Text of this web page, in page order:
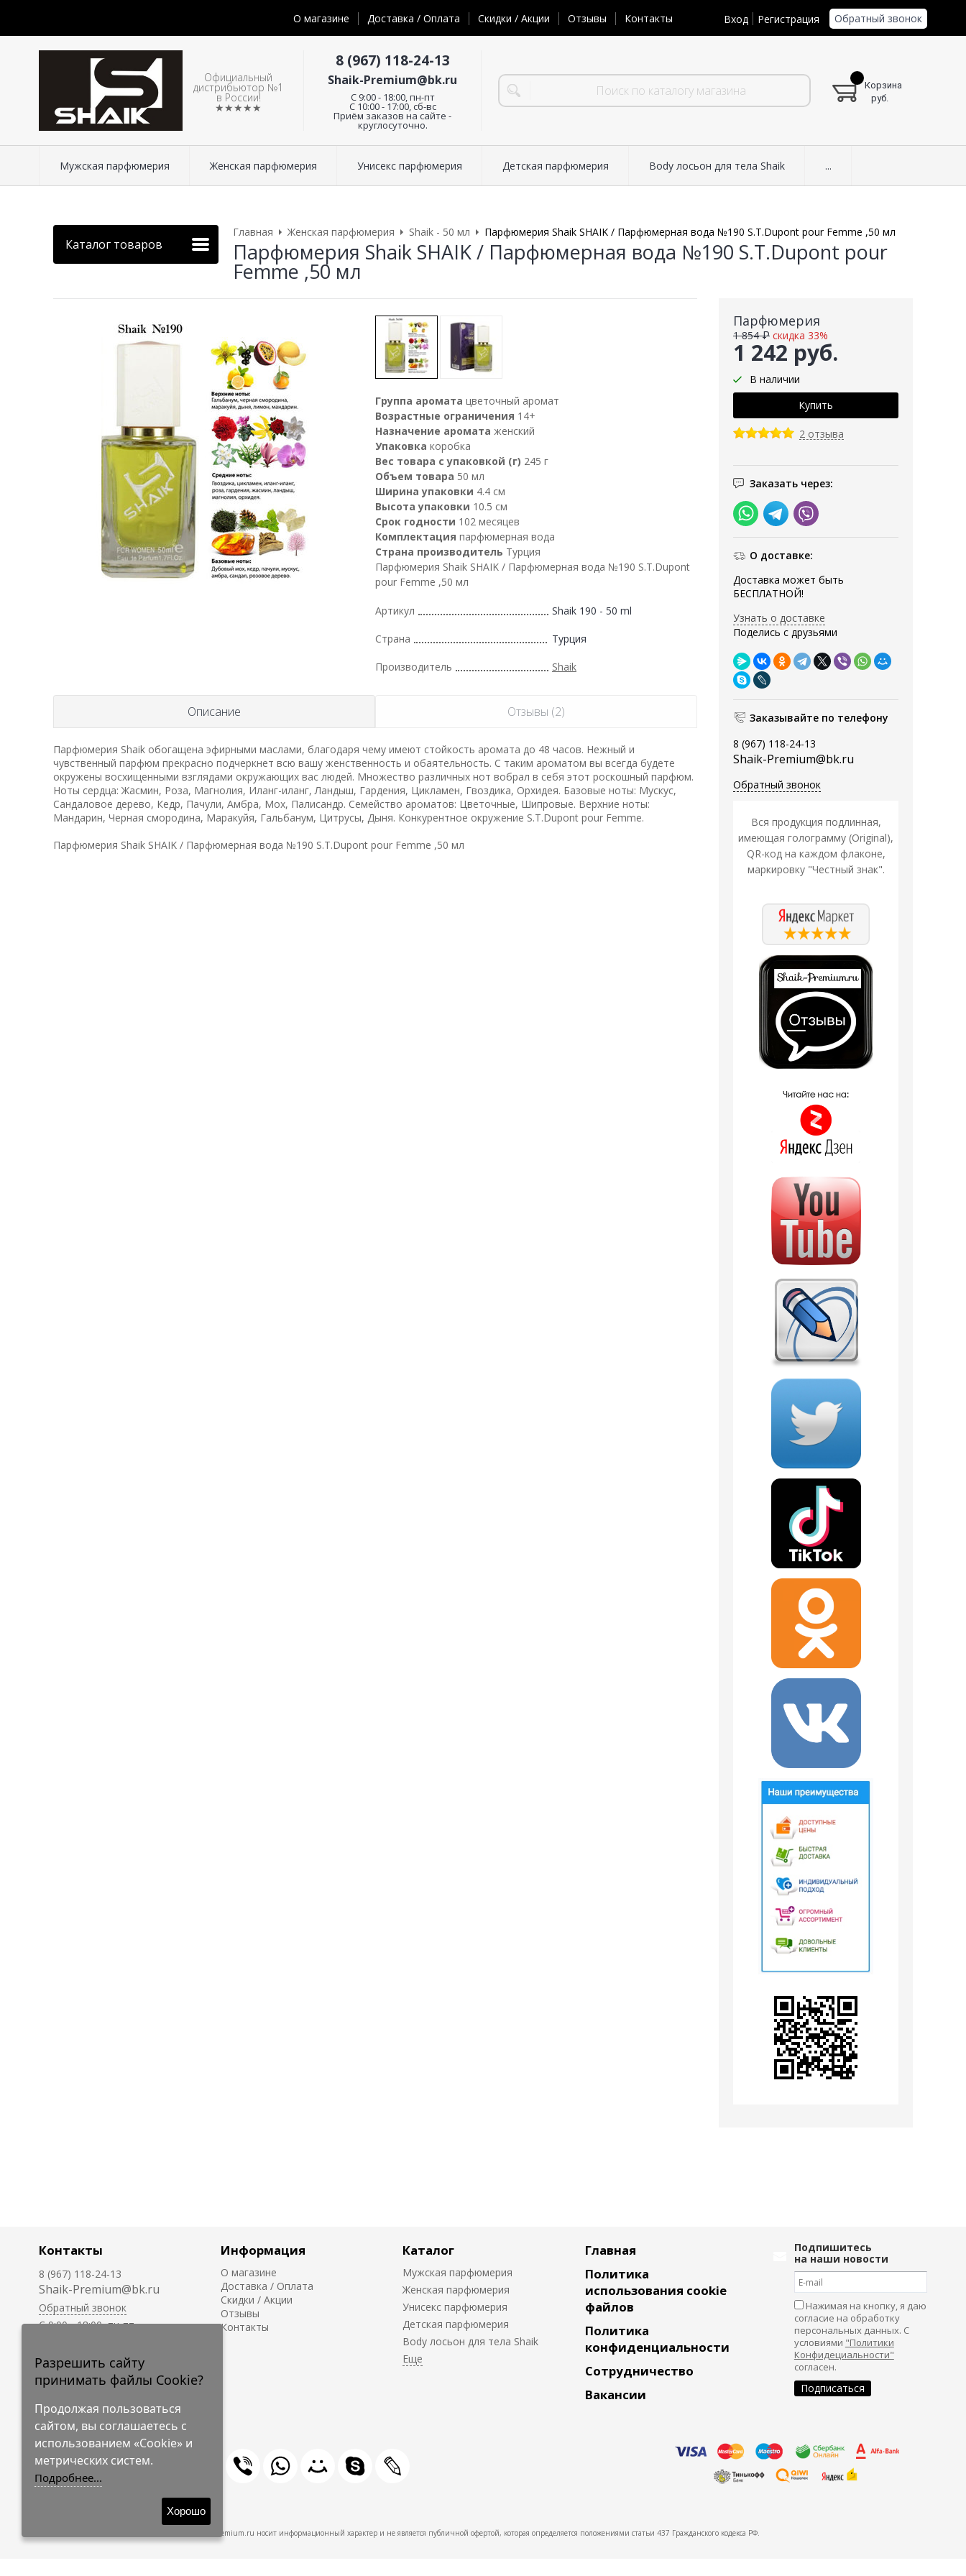
О магазине Доставка / Оплата Скидки / Акции Отзывы Контакты Вход Регистрация Обратный звонок
Официальный
дистрибьютор №1
в России!
★★★★★
8 (967) 118-24-13
Shaik-Premium@bk.ru
C 9:00 - 18:00, пн-пт
С 10:00 - 17:00, сб-вс
Приём заказов на сайте -
круглосуточно.
Корзина
руб.
Мужская парфюмерия Женская парфюмерия Унисекс парфюмерия Детская парфюмерия Body лосьон для тела Shaik ...
Каталог товаров
Главная Женская парфюмерия Shaik - 50 мл Парфюмерия Shaik SHAIK / Парфюмерная вода №190 S.T.Dupont pour Femme ,50 мл
Парфюмерия Shaik SHAIK / Парфюмерная вода №190 S.T.Dupont pour
Femme ,50 мл
Парфюмерия
1 242 руб.
1 854 ₽ скидка 33%
В наличии
2 отзыва
Заказать через:
О доставке:
Доставка может быть
БЕСПЛАТНОЙ!
Узнать о доставке
Поделись с друзьями
Заказывайте по телефону
8 (967) 118-24-13
Shaik-Premium@bk.ru
Обратный звонок
Вся продукция подлинная,
имеющая голограмму (Original),
QR-код на каждом флаконе,
маркировку "Честный знак".
Группа аромата цветочный аромат
Возрастные ограничения 14+
Назначение аромата женский
Упаковка коробка
Вес товара с упаковкой (г) 245 г
Объем товара 50 мл
Ширина упаковки 4.4 см
Высота упаковки 10.5 см
Срок годности 102 месяцев
Комплектация парфюмерная вода
Страна производитель Турция
Парфюмерия Shaik SHAIK / Парфюмерная вода №190 S.T.Dupont
pour Femme ,50 мл
Артикул Shaik 190 - 50 ml
Страна Турция
Производитель Shaik
Описание Отзывы (2)
Парфюмерия Shaik обогащена эфирными маслами, благодаря чему имеют стойкость аромата до 48 часов. Нежный и
чувственный парфюм прекрасно подчеркнет всю вашу женственность и обаятельность. С таким ароматом вы всегда будете
окружены восхищенными взглядами окружающих вас людей. Множество различных нот вобрал в себя этот роскошный парфюм.
Ноты сердца: Жасмин, Роза, Магнолия, Иланг-иланг, Ландыш, Гардения, Цикламен, Гвоздика, Орхидея. Базовые ноты: Мускус,
Сандаловое дерево, Кедр, Пачули, Амбра, Мох, Палисандр. Семейство ароматов: Цветочные, Шипровые. Верхние ноты:
Мандарин, Черная смородина, Маракуйя, Гальбанум, Цитрусы, Дыня. Конкурентное окружение S.T.Dupont pour Femme.
Парфюмерия Shaik SHAIK / Парфюмерная вода №190 S.T.Dupont pour Femme ,50 мл
Контакты
8 (967) 118-24-13
Shaik-Premium@bk.ru
Обратный звонок
C 9:00 - 18:00, пн-пт
круглосуточно.
Информация
О магазине
Доставка / Оплата
Скидки / Акции
Отзывы
Контакты
Каталог
Мужская парфюмерия
Женская парфюмерия
Унисекс парфюмерия
Детская парфюмерия
Body лосьон для тела Shaik
Главная
Политика
использования cookie
файлов
Политика
конфиденциальности
Сотрудничество
Вакансии
Подпишитесь
на наши новости
Нажимая на кнопку, я даю
согласие на обработку
персональных данных. С
условиями "Политики
Конфидециальности"
согласен.
© 2009-2026 Shaik-Premium
Shaik-Premium.ru носит информационный характер и не является публичной офертой, которая определяется положениями статьи 437 Гражданского кодекса РФ.
Разрешить сайту
принимать файлы Cookie?
Продолжая пользоваться
сайтом, вы соглашаетесь с
использованием «Cookie» и
метрических систем.
Подробнее...
Хорошо